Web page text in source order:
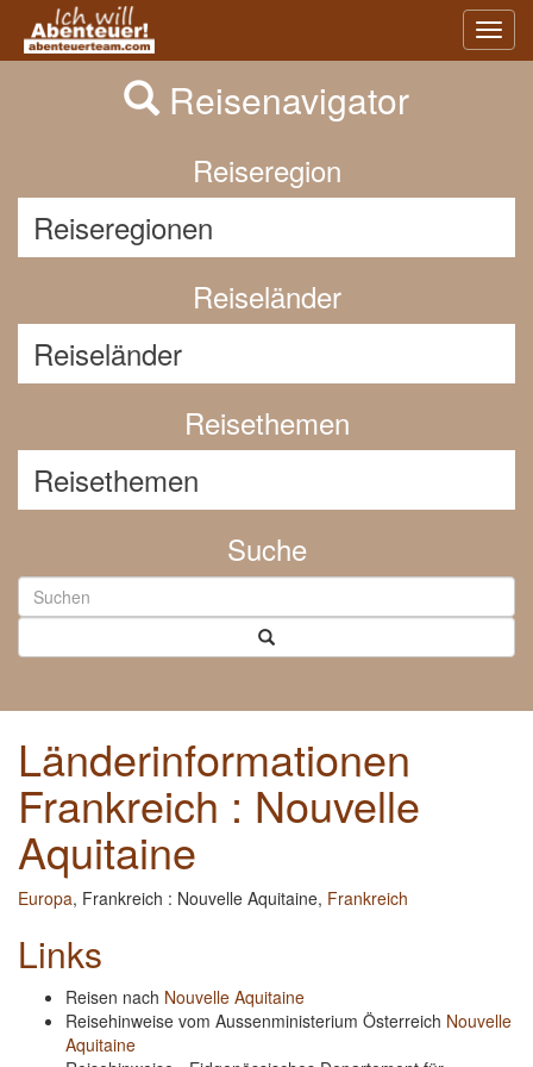
Previous
Reisenavigator
Reiseregion
Reiseländer
Reisethemen
Suche
Länderinformationen
Frankreich : Nouvelle
Aquitaine
Europa, Frankreich : Nouvelle Aquitaine, Frankreich
Links
Reisen nach Nouvelle Aquitaine
Reisehinweise vom Aussenministerium Österreich Nouvelle
Aquitaine